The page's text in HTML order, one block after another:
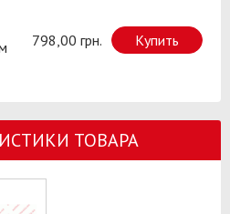
798,00 грн. Купить
ТОВАРА